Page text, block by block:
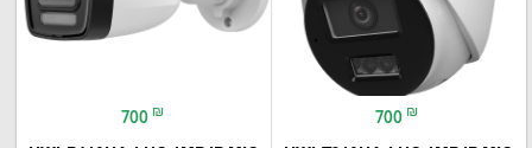
700 ₪
700 ₪